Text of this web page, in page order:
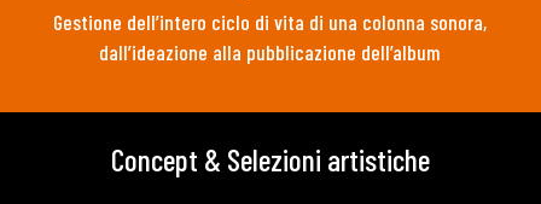
Gestione dell’intero ciclo di vita di una colonna sonora,
dall’ideazione alla pubblicazione dell’album
Concept & Selezioni artistiche